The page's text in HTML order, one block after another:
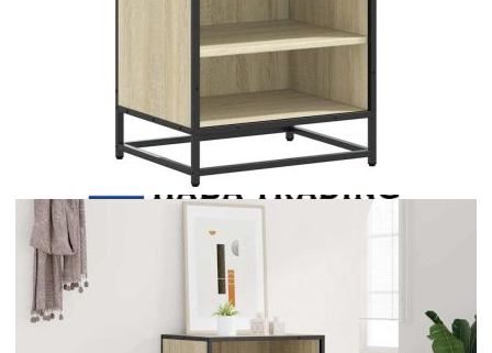
Сподели Tweet
Стелаж за обувки Сонома дъб
48x38x97,5 cm Инженерна
дървесина